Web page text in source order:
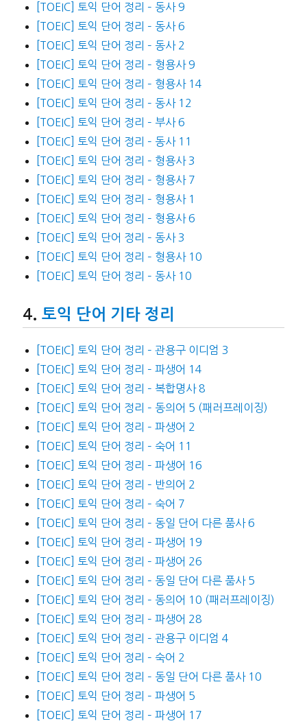
[TOEIC] 토익 단어 정리 – 동사 9
[TOEIC] 토익 단어 정리 – 동사 6
[TOEIC] 토익 단어 정리 – 동사 2
[TOEIC] 토익 단어 정리 – 형용사 9
[TOEIC] 토익 단어 정리 – 형용사 14
[TOEIC] 토익 단어 정리 – 동사 12
[TOEIC] 토익 단어 정리 – 부사 6
[TOEIC] 토익 단어 정리 – 동사 11
[TOEIC] 토익 단어 정리 – 형용사 3
[TOEIC] 토익 단어 정리 – 형용사 7
[TOEIC] 토익 단어 정리 – 형용사 1
[TOEIC] 토익 단어 정리 – 형용사 6
[TOEIC] 토익 단어 정리 – 동사 3
[TOEIC] 토익 단어 정리 – 형용사 10
[TOEIC] 토익 단어 정리 – 동사 10
토익 단어 기타 정리
[TOEIC] 토익 단어 정리 – 관용구 이디엄 3
[TOEIC] 토익 단어 정리 – 파생어 14
[TOEIC] 토익 단어 정리 – 복합명사 8
[TOEIC] 토익 단어 정리 – 동의어 5 (패러프레이징)
[TOEIC] 토익 단어 정리 – 파생어 2
[TOEIC] 토익 단어 정리 – 숙어 11
[TOEIC] 토익 단어 정리 – 파생어 16
[TOEIC] 토익 단어 정리 – 반의어 2
[TOEIC] 토익 단어 정리 – 숙어 7
[TOEIC] 토익 단어 정리 – 동일 단어 다른 품사 6
[TOEIC] 토익 단어 정리 – 파생어 19
[TOEIC] 토익 단어 정리 – 파생어 26
[TOEIC] 토익 단어 정리 – 동일 단어 다른 품사 5
[TOEIC] 토익 단어 정리 – 동의어 10 (패러프레이징)
[TOEIC] 토익 단어 정리 – 파생어 28
[TOEIC] 토익 단어 정리 – 관용구 이디엄 4
[TOEIC] 토익 단어 정리 – 숙어 2
[TOEIC] 토익 단어 정리 – 동일 단어 다른 품사 10
[TOEIC] 토익 단어 정리 – 파생어 5
[TOEIC] 토익 단어 정리 – 파생어 17